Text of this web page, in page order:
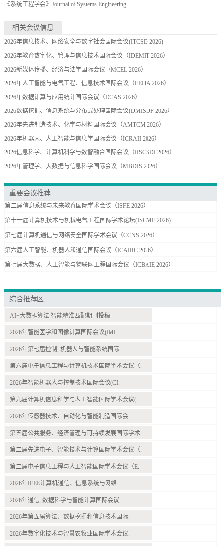
《系统工程学会》Journal of Systems Engineering
相关会议信息
2026年信息技术、网络安全与数字社会国际会议(ITCSD 2026)
2026年教育数字化、管理与信息技术国际会议（IDEMIT 2026）
2026新媒体传播、经济与法学国际会议（MCEL 2026）
2026年人工智能与电气工程、信息技术国际会议（EEITA 2026）
2026年数据计算与应用统计国际会议（DCAS 2026）
2026数据挖掘、信息系统与分布式处理国际会议(DMISDP 2026）
2026年先进制造技术、化学与材料国际会议（AMTCM 2026）
2026年机器人、人工智能与信息学国际会议（ICRAII 2026）
2026信息科学、计算机科学与数智融合国际会议（IISCSDI 2026）
2026年管理学、大数据与信息科学国际会议（MBDIS 2026）
重要会议推荐
第二届信息系统与未来教育国际学术会议（ISFE 2026）
第十一届计算机技术与机械电气工程国际学术论坛(ISCME 2026)
第七届计算机通信与网络安全国际学术会议（CCNS 2026）
第六届人工智能、机器人和通信国际会议（ICAIRC 2026）
第七届大数据、人工智能与物联网工程国际会议（ICBAIE 2026）
综合推荐区
AI+大数据算法 智能精准匹配期刊投稿
2026年智能医学和图像计算国际会议(IMI.
2026年第七届控制, 机器人与智能系统国际.
第六届电子信息工程与计算机技术国际学术会议（.
2026年智能机器人与控制技术国际会议(CI.
第九届计算机信息科学与人工智能国际学术会议(.
2026年传感器技术、自动化与智能制造国际会.
第五届公共服务、经济管理与可持续发展国际学术.
第二届先进电子、智能技术与计算国际学术会议（.
第二届电子信息工程与人工智能国际学术会议（E.
2026年IEEE计算机通信、信息系统与网络.
2026年通信, 数据科学与智能计算国际会议.
2026年第五届算法、数据挖掘和信息技术国际.
2026年数字化技术与智慧农牧业国际学术会议.